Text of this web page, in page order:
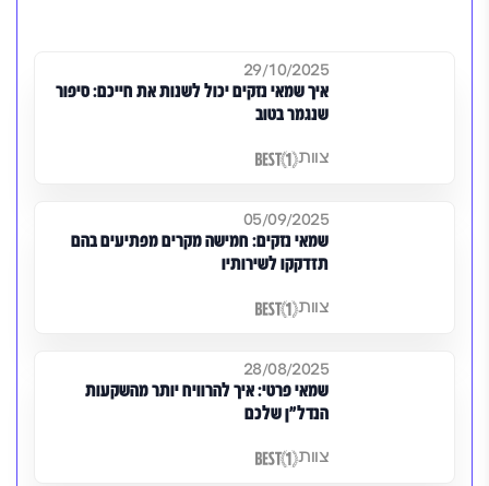
29/10/2025
איך שמאי נזקים יכול לשנות את חייכם: סיפור
שנגמר בטוב
צוות
05/09/2025
שמאי נזקים: חמישה מקרים מפתיעים בהם
תזדקקו לשירותיו
צוות
28/08/2025
שמאי פרטי: איך להרוויח יותר מהשקעות
הנדל"ן שלכם
צוות